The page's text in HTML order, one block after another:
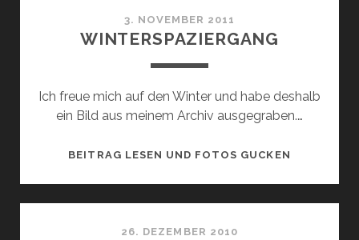
3. NOVEMBER 2011
WINTERSPAZIERGANG
Ich freue mich auf den Winter und habe deshalb
ein Bild aus meinem Archiv ausgegraben.…
BEITRAG LESEN UND FOTOS GUCKEN
26. DEZEMBER 2010